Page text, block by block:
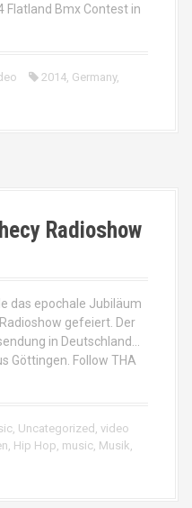
Flatland Bmx Contest in
2014, Germany,
Radioshow
das epochale Jubiläum
gefeiert. Der
in Deutschland…
Göttingen. Follow THA
, Uncategorized , video
, Hip Hop, music, Musik,